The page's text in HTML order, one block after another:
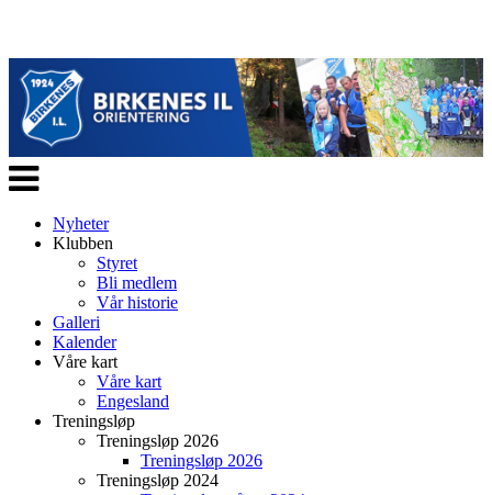
Veksle
navigasjon
Nyheter
Klubben
Styret
Bli medlem
Vår historie
Galleri
Kalender
Våre kart
Våre kart
Engesland
Treningsløp
Treningsløp 2026
Treningsløp 2026
Treningsløp 2024